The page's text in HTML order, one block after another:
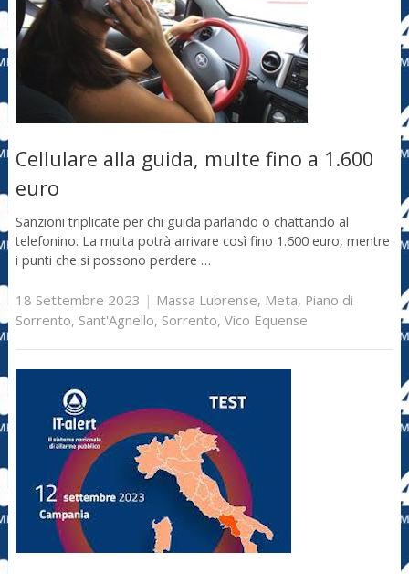
Cellulare alla guida, multe fino a 1.600
euro
Sanzioni triplicate per chi guida parlando o chattando al
telefonino. La multa potrà arrivare così fino 1.600 euro, mentre
i punti che si possono perdere …
18 Settembre 2023 | Massa Lubrense, Meta, Piano di
Sorrento, Sant'Agnello, Sorrento, Vico Equense